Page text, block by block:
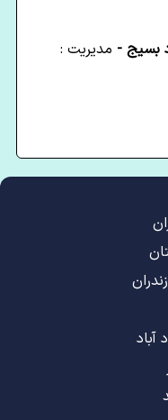
بسیج - مدیریت :
آباد